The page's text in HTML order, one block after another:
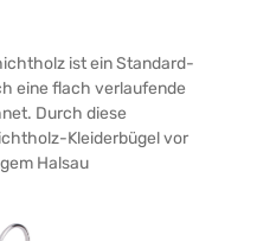
ist ein Standard-
eine flach verlaufende
Durch diese
Kleiderbügel vor
Halsau